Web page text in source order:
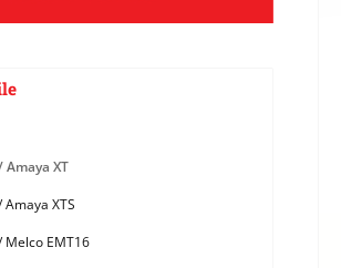
Amaya XT
Amaya XTS
Melco EMT16